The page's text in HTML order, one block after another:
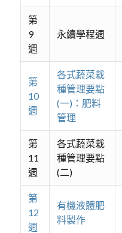
第
9
週
永續學程週
第
10
週
各式蔬菜栽
種管理要點
(一)：肥料
管理
第
11
週
各式蔬菜栽
種管理要點
(二)
第
12
週
有機液體肥
料製作